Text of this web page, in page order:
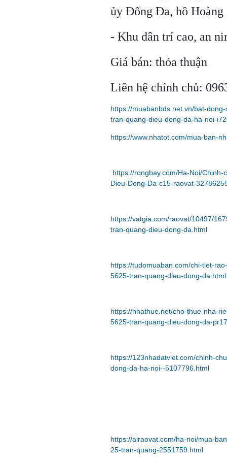
ủy Đống Đa, hồ
- Khu dân trí cao, an
Giá bán: thỏa thuận
Liên hệ chính chủ:
https://muabanbds.net.vn/bat-
tran-quang-dieu-dong-da-ha-noi-
https://www.nhatot.com/mua-ban-
https://rongbay.com/Ha-Noi/
Dieu-Dong-Da-c15-raovat-
https://vatgia.com/raovat/10497/
tran-quang-dieu-dong-da.html
https://tudomuaban.com/chi-tiet-
5625-tran-quang-dieu-dong-da.html
https://nhathue.net/cho-thue-nha-
5625-tran-quang-dieu-dong-da-
https://123nhadatviet.com/chinh-
dong-da-ha-noi--5107796.html
https://airaovat.com/ha-noi/mua-
25-tran-quang-2551759.html